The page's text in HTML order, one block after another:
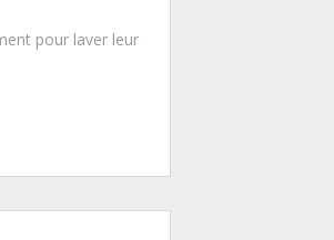
pour laver leur